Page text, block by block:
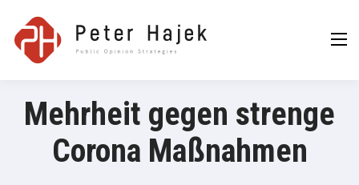
Strategies GmbH
Mehrheit gegen strenge
Corona Maßnahmen